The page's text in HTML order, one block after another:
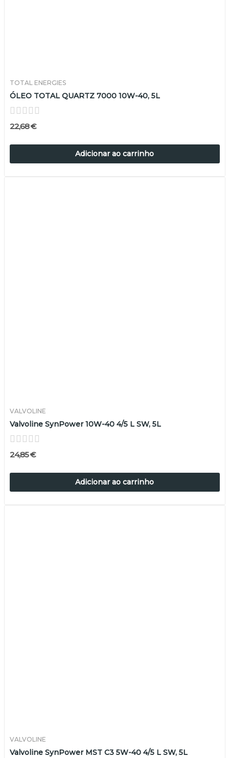
TOTAL ENERGIES
ÓLEO TOTAL QUARTZ 7000 10W-40, 5L
22,68 €
Adicionar ao carrinho
VALVOLINE
Valvoline SynPower 10W-40 4/5 L SW, 5L
24,85 €
Adicionar ao carrinho
VALVOLINE
Valvoline SynPower MST C3 5W-40 4/5 L SW, 5L